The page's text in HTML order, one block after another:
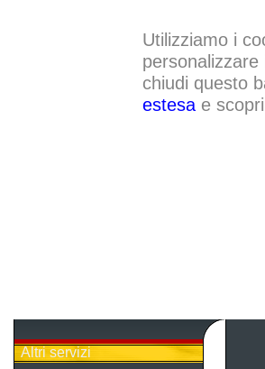
Utilizziamo i
chiudi questo
estesae scopri
Altri servizi